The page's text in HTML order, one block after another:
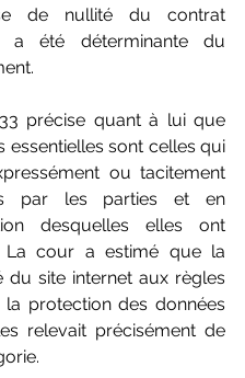
de nullité du contrat
a été déterminante du
précise quant à lui que
essentielles sont celles qui
ou tacitement
par les parties et en
desquelles elles ont
La cour a estimé que la
du site internet aux règles
la protection des données
relevait précisément de